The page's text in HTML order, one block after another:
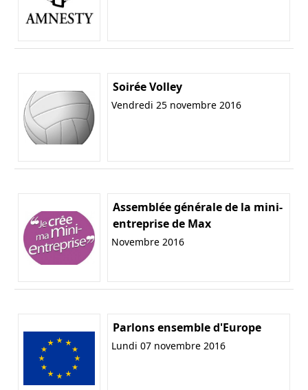
Soirée Volley
Vendredi 25 novembre 2016
Assemblée générale de la mini-
entreprise de Max
Novembre 2016
Parlons ensemble d'Europe
Lundi 07 novembre 2016